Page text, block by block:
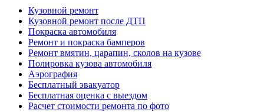
Кузовной ремонт
Кузовной ремонт после ДТП
Покраска автомобиля
Ремонт и покраска бамперов
Ремонт вмятин, царапин, сколов на кузове
Полировка кузова автомобиля
Аэрография
Бесплатный эвакуатор
Бесплатная оценка с выездом
Расчет стоимости ремонта по фото